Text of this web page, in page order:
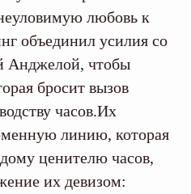
любовь к
объединил усилия со
Анджелой, чтобы
бросит вызов
часов.Их
линию, которая
ценителю часов,
их девизом: